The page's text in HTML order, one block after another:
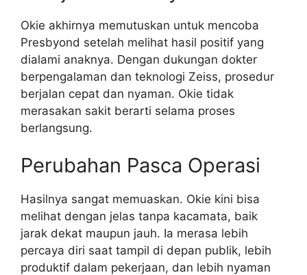
Okie akhirnya memutuskan untuk mencoba
Presbyond setelah melihat hasil positif yang
dialami anaknya. Dengan dukungan dokter
berpengalaman dan teknologi Zeiss, prosedur
berjalan cepat dan nyaman. Okie tidak
merasakan sakit berarti selama proses
berlangsung.
Perubahan Pasca Operasi
Hasilnya sangat memuaskan. Okie kini bisa
melihat dengan jelas tanpa kacamata, baik
jarak dekat maupun jauh. Ia merasa lebih
percaya diri saat tampil di depan publik, lebih
produktif dalam pekerjaan, dan lebih nyaman